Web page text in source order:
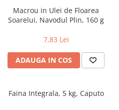
Macrou in Ulei de Floarea
Soarelui, Navodul Plin, 160 g
7,83 Lei
ADAUGA IN COS
Faina Integrala, 5 kg, Caputo